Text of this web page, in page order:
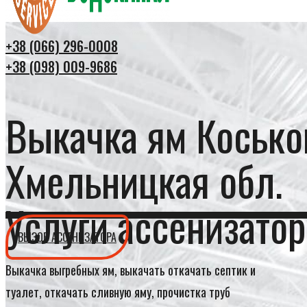
+38 (066) 296-0008
+38 (098) 009-9686
Выкачка ям
Хмельницкая обл.
Услуги
ВЫЗОВ АССЕНИЗАТОРА
Выкачка выгребных ям, выкачать откачать септик и
туалет, откачать сливную яму, прочистка труб